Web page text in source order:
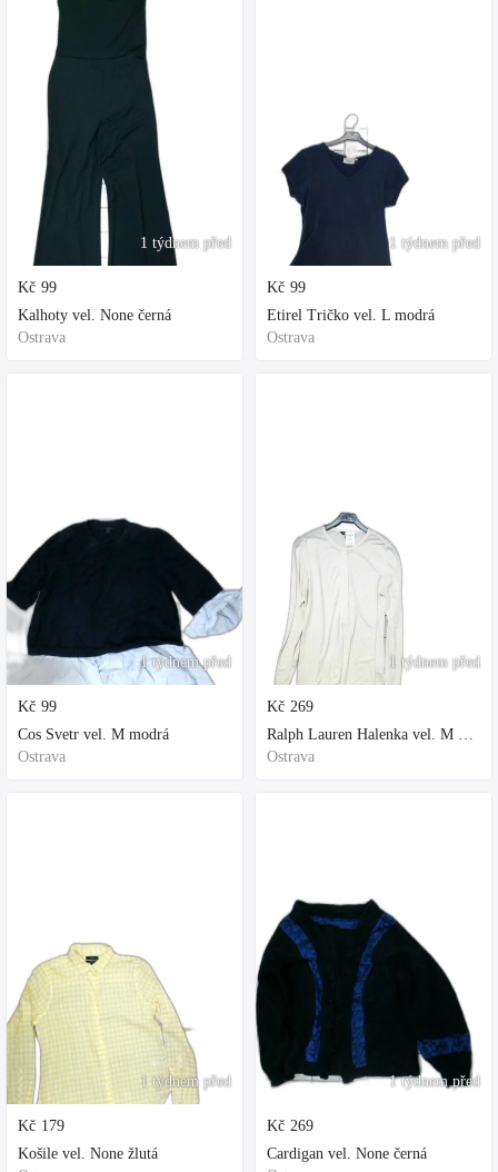
1 týdnem před
Kč 99
Kalhoty vel. None černá
Ostrava
1 týdnem před
Kč 99
Cos Svetr vel. M modrá
Ostrava
1 týdnem před
Kč 179
Košile vel. None žlutá
1 týdnem před
Kč 99
Etirel Tričko vel. L modrá
Ostrava
1 týdnem před
Kč 269
Ralph Lauren Halenka vel. M bílá
Ostrava
1 týdnem před
Kč 269
Cardigan vel. None černá